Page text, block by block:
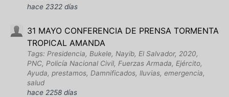
hace 2322 días
31 MAYO CONFERENCIA DE PRENSA TORMENTA
TROPICAL AMANDA
Tags: Presidencia, Bukele, Nayib, El Salvador, 2020,
PNC, Policía Nacional Civil, Fuerzas Armada, Ejército,
Ayuda, prestamos, Damnificados, lluvias, emergencia,
salud
hace 2258 días